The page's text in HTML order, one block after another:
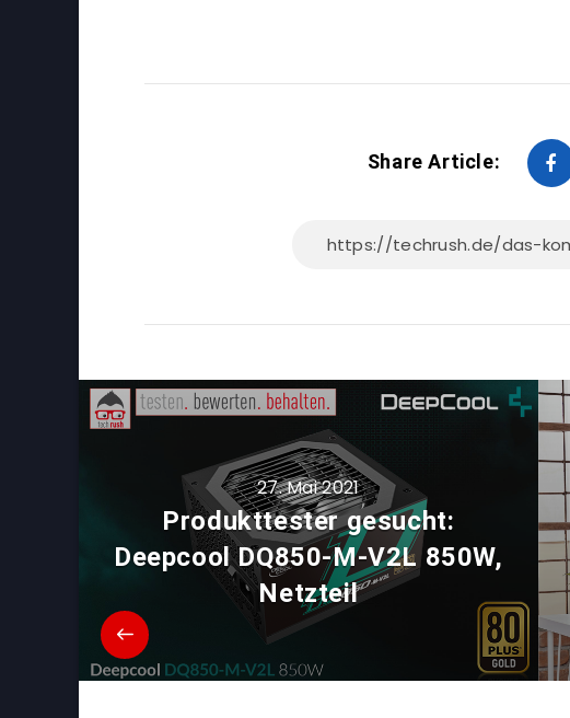
Share Article:
27. Mai 2021
Produkttester gesucht:
Deepcool DQ850-M-V2L 850W,
Netzteil